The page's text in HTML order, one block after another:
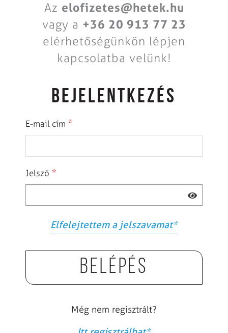
Az elofizetes@hetek.hu
vagy a +36 20 913 77 23
elérhetőségünkön lépjen
kapcsolatba velünk!
BEJELENTKEZÉS
E-mail cím *
Jelszó *
Elfelejtettem a jelszavamat*
Belépés
Még nem regisztrált?